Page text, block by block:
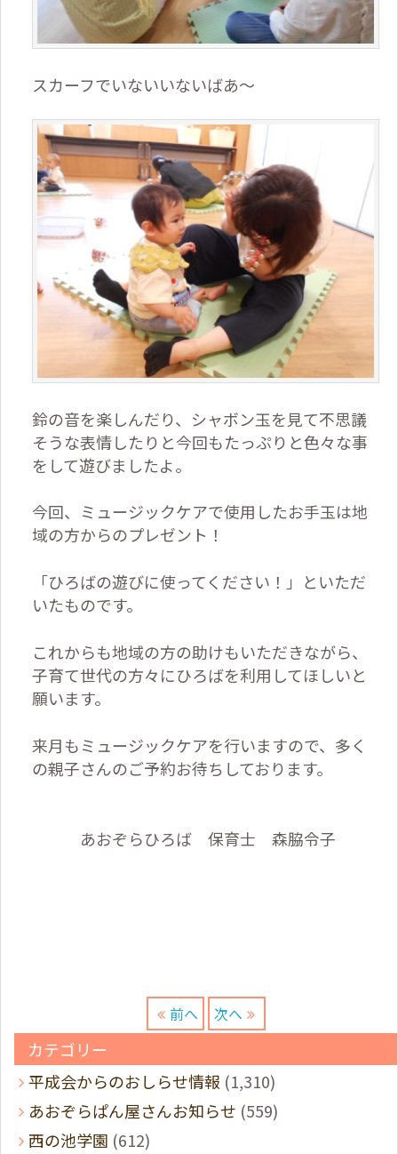
スカーフでいないいないばあ～
鈴の音を楽しんだり、シャボン玉を見て不思議
そうな表情したりと今回もたっぷりと色々な事
をして遊びましたよ。
今回、ミュージックケアで使用したお手玉は地
域の方からのプレゼント！
「ひろばの遊びに使ってください！」といただ
いたものです。
これからも地域の方の助けもいただきながら、
子育て世代の方々にひろばを利用してほしいと
願います。
来月もミュージックケアを行いますので、多く
の親子さんのご予約お待ちしております。
あおぞらひろば 保育士 森脇令子
前へ 次へ
カテゴリー
平成会からのおしらせ情報 (1,310)
あおぞらぱん屋さんお知らせ (559)
西の池学園 (612)